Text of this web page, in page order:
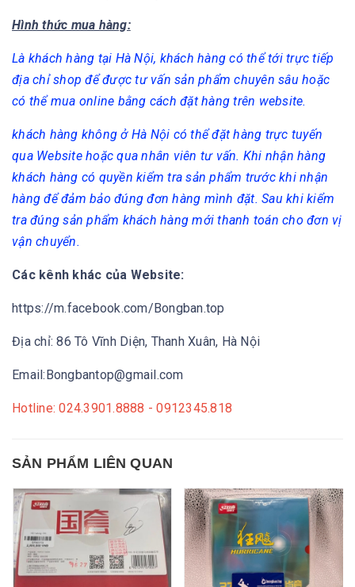
Hình thức mua hàng:
Là khách hàng tại Hà Nội, khách hàng có thể tới trực tiếp
địa chỉ shop để được tư vấn sản phẩm chuyên sâu hoặc
có thể mua online bằng cách đặt hàng trên website.
khách hàng không ở Hà Nội có thể đặt hàng trực tuyến
qua Website hoặc qua nhân viên tư vấn. Khi nhận hàng
khách hàng có quyền kiểm tra sản phẩm trước khi nhận
hàng để đảm bảo đúng đơn hàng mình đặt. Sau khi kiểm
tra đúng sản phẩm khách hàng mới thanh toán cho đơn vị
vận chuyển.
Các kênh khác của Website:
https://m.facebook.com/Bongban.top
Địa chỉ: 86 Tô Vĩnh Diện, Thanh Xuân, Hà Nội
Email:Bongbantop@gmail.com
Hotline: 024.3901.8888 - 0912345.818
SẢN PHẨM LIÊN QUAN